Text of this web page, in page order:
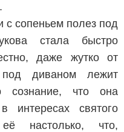
с сопеньем полез под
стала быстро
даже жутко от
диваном лежит
сознание, что она
интересах святого
настолько, что,